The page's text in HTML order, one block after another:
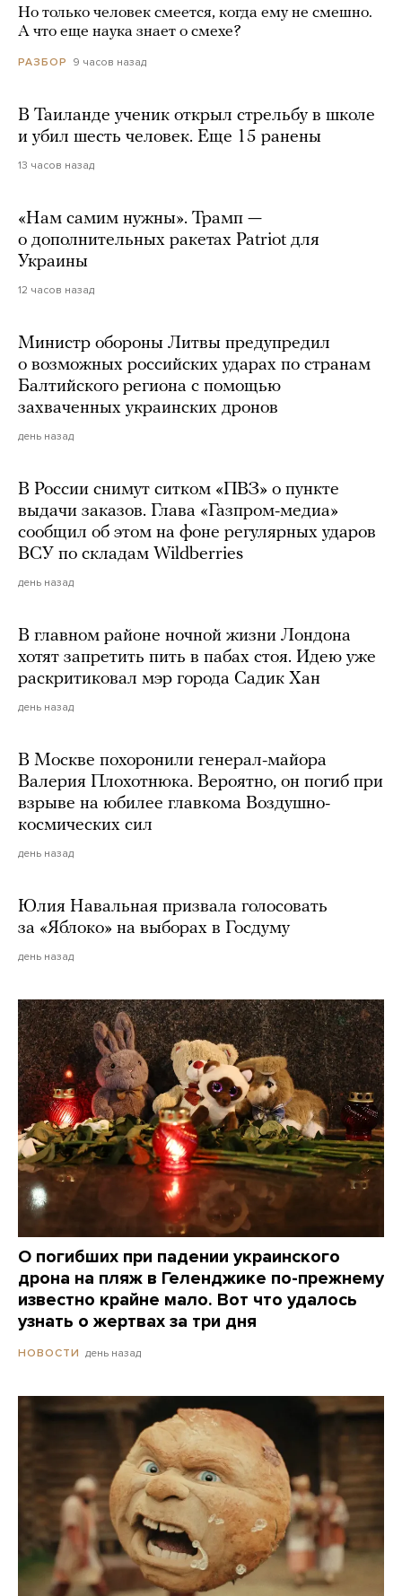
Но только человек смеется, когда ему не смешно.
А что еще наука знает о смехе?
РАЗБОР 9 часов назад
В Таиланде ученик открыл стрельбу в школе
и убил шесть человек. Еще 15 ранены
13 часов назад
«Нам самим нужны». Трамп —
о дополнительных ракетах Patriot для
Украины
12 часов назад
Министр обороны Литвы предупредил
о возможных российских ударах по странам
Балтийского региона с помощью
захваченных украинских дронов
день назад
В России снимут ситком «ПВЗ» о пункте
выдачи заказов. Глава «Газпром-медиа»
сообщил об этом на фоне регулярных ударов
ВСУ по складам Wildberries
день назад
В главном районе ночной жизни Лондона
хотят запретить пить в пабах стоя. Идею уже
раскритиковал мэр города Садик Хан
день назад
В Москве похоронили генерал-майора
Валерия Плохотнюка. Вероятно, он погиб при
взрыве на юбилее главкома Воздушно-
космических сил
день назад
Юлия Навальная призвала голосовать
за «Яблоко» на выборах в Госдуму
день назад
О погибших при падении украинского
дрона на пляж в Геленджике по-прежнему
известно крайне мало. Вот что удалось
узнать о жертвах за три дня
НОВОСТИ день назад